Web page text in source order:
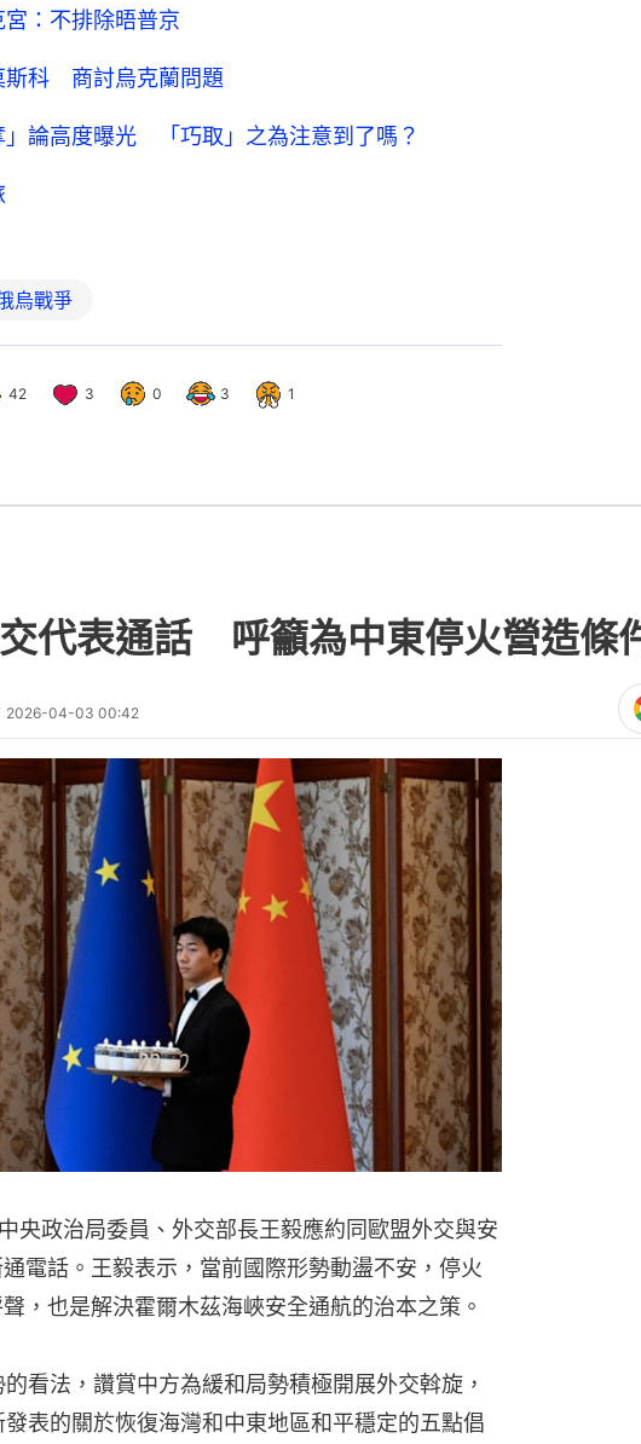
：不排除晤普京
斯科 商討烏克蘭問題
」論高度曝光 「巧取」之為注意到了嗎？
烏戰爭
42 3 0 3 1
代表通話 呼籲為中東停火營造條
2026-04-03 00:42
央政治局委員、外交部長王毅應約同歐盟外交與安
電話。王毅表示，當前國際形勢動盪不安，停火
，也是解決霍爾木茲海峽安全通航的治本之策。
看法，讚賞中方為緩和局勢積極開展外交斡旋，
表的關於恢復海灣和中東地區和平穩定的五點倡